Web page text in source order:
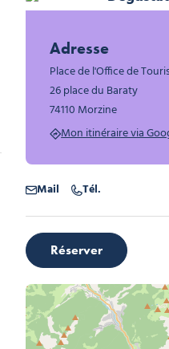
Fromage Morzine, © Office de
Vin Morzine, © Office de
Adresse
Place de l'Office de
26 place du Baraty
74110 Morzine
Mon itinéraire via
Mail Tél.
Réserver